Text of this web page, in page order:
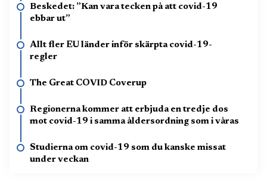
Beskedet: ”Kan vara tecken på att covid-19
ebbar ut”
Allt fler EU länder inför skärpta covid-19-
regler
The Great COVID Coverup
Regionerna kommer att erbjuda en tredje dos
mot covid-19 i samma åldersordning som i våras
Studierna om covid-19 som du kanske missat
under veckan